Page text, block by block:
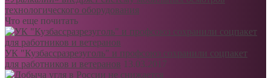
технологического оборудования
Что еще почитать
УК "Кузбассразрезуголь" и профсоюз сохранили соцпакет
для работников и ветеранов 13.03.2017